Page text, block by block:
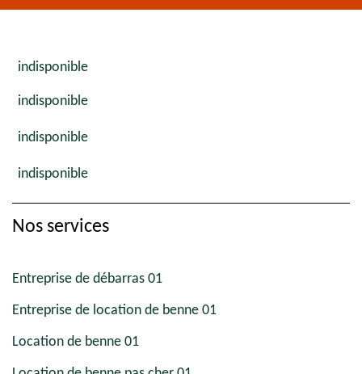
indisponible
indisponible
indisponible
indisponible
Nos services
Entreprise de débarras 01
Entreprise de location de benne 01
Location de benne 01